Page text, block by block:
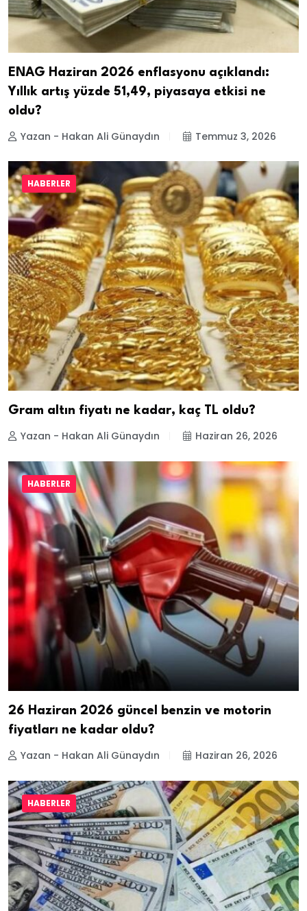
ENAG Haziran 2026 enflasyonu açıklandı:
Yıllık artış yüzde 51,49, piyasaya etkisi ne
oldu?
Yazan - Hakan Ali Günaydın Temmuz 3, 2026
HABERLER
Gram altın fiyatı ne kadar, kaç TL oldu?
Yazan - Hakan Ali Günaydın Haziran 26, 2026
HABERLER
26 Haziran 2026 güncel benzin ve motorin
fiyatları ne kadar oldu?
Yazan - Hakan Ali Günaydın Haziran 26, 2026
HABERLER